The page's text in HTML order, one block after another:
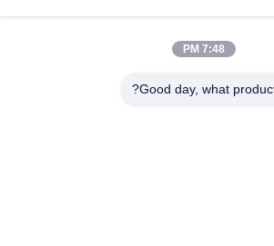
7:48 PM
Good day, what